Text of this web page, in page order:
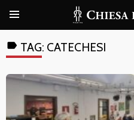
label TAG: CATECHESI